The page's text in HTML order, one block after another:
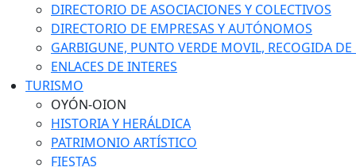
DIRECTORIO DE ASOCIACIONES Y COLECTIVOS
DIRECTORIO DE EMPRESAS Y AUTÓNOMOS
GARBIGUNE, PUNTO VERDE MOVIL, RECOGIDA DE
ENLACES DE INTERES
TURISMO
OYÓN-OION
HISTORIA Y HERÁLDICA
PATRIMONIO ARTÍSTICO
FIESTAS